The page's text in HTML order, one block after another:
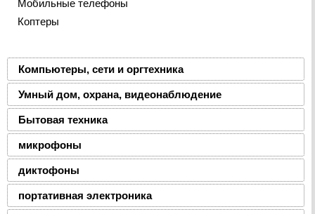
Мобильные телефоны
Коптеры
Компьютеры, сети и оргтехника
Умный дом, охрана, видеонаблюдение
Бытовая техника
микрофоны
диктофоны
портативная электроника